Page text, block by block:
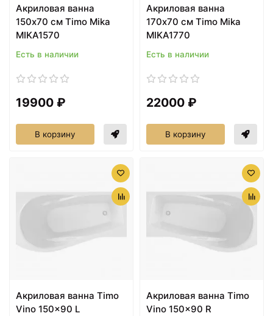
Акриловая ванна
150х70 см Timo Mika
MIKA1570
Есть в наличии
19900 ₽
В корзину
Акриловая ванна
170х70 см Timo Mika
MIKA1770
Есть в наличии
22000 ₽
В корзину
Акриловая ванна Timo
Vino 150x90 L
Акриловая ванна Timo
Vino 150x90 R